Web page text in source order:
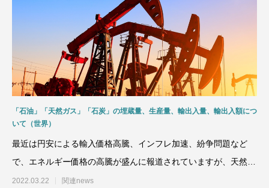
「石油」「天然ガス」「石炭」の埋蔵量、生産量、輸出入量、輸出入額につ
いて（世界）
最近は円安による輸入価格高騰、インフレ加速、紛争問題など
で、エネルギー価格の高騰が盛んに報道されていますが、天然ガ
ス、石油、石炭の生産国、消
2022.03.22 関連news